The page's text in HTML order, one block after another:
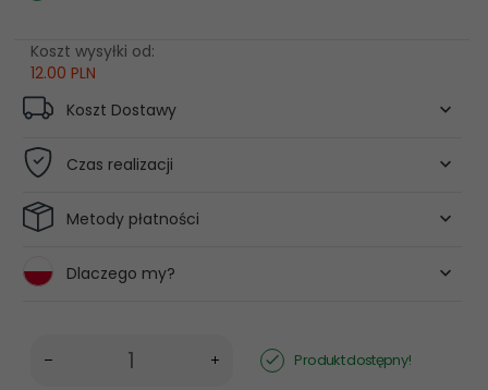
Koszt wysyłki od:
12.00 PLN
Koszt Dostawy
Czas realizacji
Metody płatności
Dlaczego my?
Produkt dostępny!